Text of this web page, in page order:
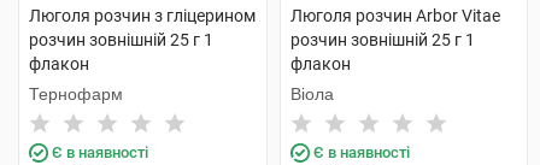
Люголя розчин з гліцерином
розчин зовнішній 25 г 1
флакон
Тернофарм
Є в наявності
Люголя розчин Arbor Vitae
розчин зовнішній 25 г 1
флакон
Віола
Є в наявності